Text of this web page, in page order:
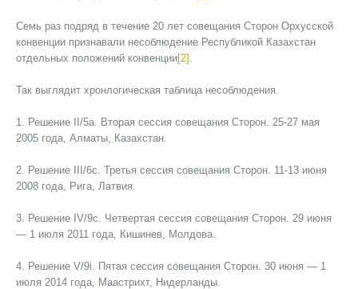
Семь раз подряд в течение 20 лет совещания Сторон Орхусской
конвенции признавали несоблюдение Республикой Казахстан
отдельных положений конвенции[2]
Так выглядит хронлогическая таблица несоблюдения.
1. Решение II/5a. Вторая сессия совещания Сторон. 25-27 мая
2005 года, Алматы, Казахстан.
2. Решение III/6c. Третья сессия совещания Сторон. 11-13 июня
2008 года, Рига, Латвия.
3. Решение IV/9с. Четвертая сессия совещания Сторон. 29 июня
— 1 июля 2011 года, Кишинев, Молдова.
4. Решение V/9i. Пятая сессия совещания Сторон. 30 июня — 1
июля 2014 года, Маастрихт, Нидерланды.